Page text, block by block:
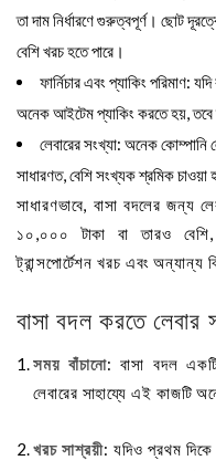
তা দাম নির্ধারণে গুরুত্বপূর্ণ। ছোট
বেশি খরচ হতে পারে।
ফার্নিচার এবং প্যাকিং পরিমাণ:
অনেক আইটেম প্যাকিং করতে হয়, তবে
লেবারের সংখ্যা: অনেক কোম্পানি
সাধারণত, বেশি সংখ্যক শ্রমিক চাওয়া
সাধারণভাবে, বাসা বদলের জন্য
১০,০০০ টাকা বা তারও বেশি,
ট্রান্সপোর্টেশন খরচ এবং অন্যান্য
বাসা বদল করতে লেবার
সময় বাঁচানো: বাসা বদল
লেবারের সাহায্যে এই কাজটি
খরচ সাশ্রয়ী: যদিও প্রথম